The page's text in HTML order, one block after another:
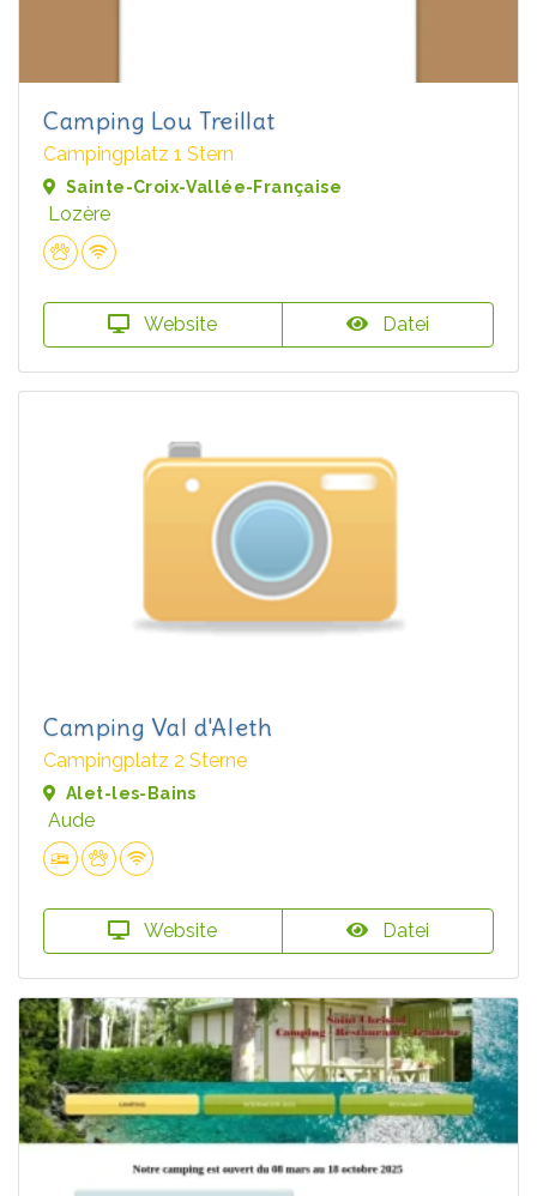
Camping Lou Treillat
Campingplatz 1 Stern
Sainte-Croix-Vallée-Française
Lozère
Website Datei
Camping Val d'Aleth
Campingplatz 2 Sterne
Alet-les-Bains
Aude
Website Datei